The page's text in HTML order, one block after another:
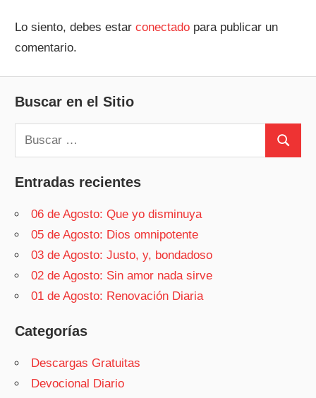
Lo siento, debes estarconectado para publicar un
comentario.
Buscar en el Sitio
Buscar:
Buscar
Entradas recientes
06 de Agosto: Que yo disminuya
05 de Agosto: Dios omnipotente
03 de Agosto: Justo, y, bondadoso
02 de Agosto: Sin amor nada sirve
01 de Agosto: Renovación Diaria
Categorías
Descargas Gratuitas
Devocional Diario